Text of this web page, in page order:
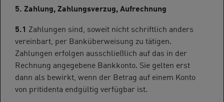
5. Zahlung, Zahlungsverzug, Aufrechnung
5.1 Zahlungen sind, soweit nicht schriftlich anders
vereinbart, per Banküberweisung zu tätigen.
Zahlungen erfolgen ausschließlich auf das in der
Rechnung angegebene Bankkonto. Sie gelten erst
dann als bewirkt, wenn der Betrag auf einem Konto
von pritidenta endgültig verfügbar ist.